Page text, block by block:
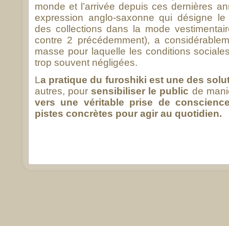
monde et l’arrivée depuis ces dernières
expression anglo-saxonne qui désigne
des collections dans la mode
contre 2 précédemment), a
masse pour laquelle les conditions
trop souvent négligées.
La pratique du furoshiki est une des
autres, pour sensibiliser le public de
vers une véritable prise de
pistes concrètes pour agir au quotidien.